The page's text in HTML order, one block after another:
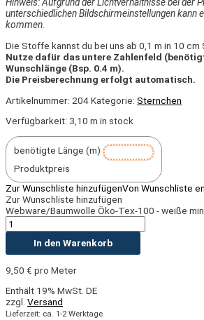
Hinweis: Aufgrund der Lichtverhältnisse bei der
unterschiedlichen Bildschirmeinstellungen kann
kommen.
Die Stoffe kannst du bei uns ab 0,1 m in 10 cm
Nutze dafür das untere Zahlenfeld
Wunschlänge (Bsp. 0.4 m).
Die Preisberechnung erfolgt automatisch.
Artikelnummer: 204Kategorie: Sternchen
Verfügbarkeit: 3,10 m in stock
benötigte Länge (m)
Produktpreis
Zur Wunschliste hinzufügenVon Wunschliste
Zur Wunschliste hinzufügen
Webware/Baumwolle Öko-Tex-100 - weiße
In den Warenkorb
9,50 € pro Meter
Enthält 19% MwSt. DE
zzgl. Versand
Lieferzeit: ca. 1-2 Werktage